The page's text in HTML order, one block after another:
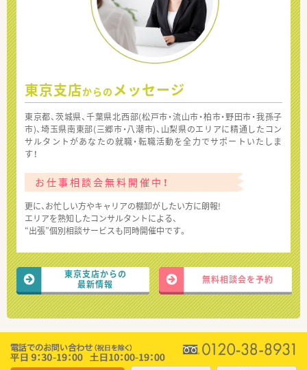
東京支店からの メッセージ
東京都、茨城県、千葉県北西部(松戸市・流山市・柏市・野田市・我孫子
市)、埼玉県南東部(三郷市・八潮市)、山梨県のエリアに精通したコン
サルタントがあなたの就職・転職活動を全力でサポートいたしま
す！
お仕事相談会無料開催中！
更に、お忙しい方やキャリアの棚卸がしたい方に朗報!
エリアを熟知したコンサルタントによる、
“出張”個別相談サービスも同時開催中です。
東京支店からの
最新情報
無料相談会を予約